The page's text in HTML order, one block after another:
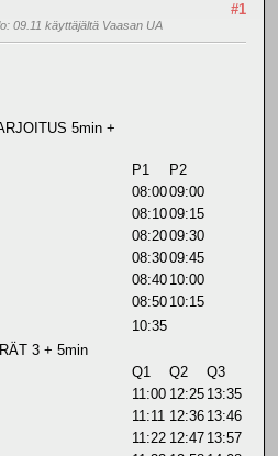
#1
09.11 käyttäjältä Vaasan UA
5min +
P1
P2
08:0009:00
08:1009:15
08:2009:30
08:3009:45
08:40 10:00
08:50 10:15
10:35
3 + 5min
Q1 Q2
Q3
11:00 12:25 13:35
11:11 12:36 13:46
11:22 12:47 13:57